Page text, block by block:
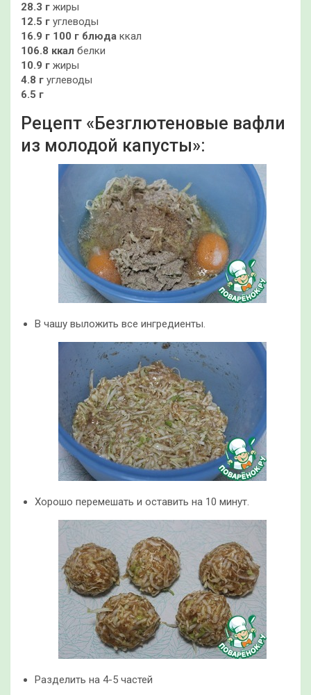
28.3 г жиры
12.5 г углеводы
16.9 г 100 г блюда ккал
106.8 ккал белки
10.9 г жиры
4.8 г углеводы
6.5 г
Рецепт «Безглютеновые вафли
из молодой капусты»:
В чашу выложить все ингредиенты.
Хорошо перемешать и оставить на 10 минут.
Разделить на 4-5 частей